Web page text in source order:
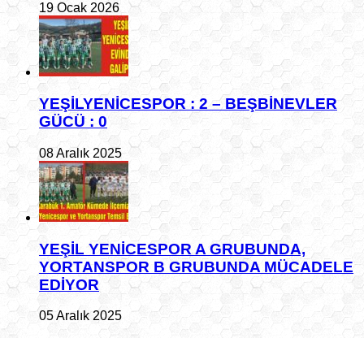
19 Ocak 2026
YEŞİLYENİCESPOR : 2 – BEŞBİNEVLER
GÜCÜ : 0
08 Aralık 2025
YEŞİL YENİCESPOR A GRUBUNDA,
YORTANSPOR B GRUBUNDA MÜCADELE
EDİYOR
05 Aralık 2025